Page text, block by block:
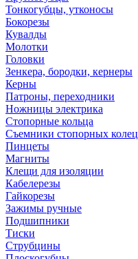
Тонкогубцы, утконосы
Бокорезы
Кувалды
Молотки
Головки
Зенкера, бородки, кернеры
Керны
Патроны, переходники
Ножницы электрика
Стопорные кольца
Съемники стопорных колец
Пинцеты
Магниты
Клещи для изоляции
Кабелерезы
Гайкорезы
Зажимы ручные
Подшипники
Тиски
Струбцины